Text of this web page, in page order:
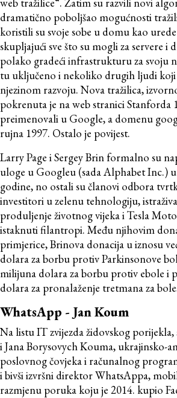
dramatično poboljšao mogućnosti
koristili su svoje sobe u domu kao
skupljajući sve što su mogli za servere i
polako gradeći infrastrukturu za svoju
tu uključeno i nekoliko drugih ljudi
njezinom razvoju. Nova tražilica,
pokrenuta je na web stranici Stanforda
preimenovali u Google, a domenu
rujna 1997. Ostalo je povijest.
Larry Page i Sergey Brin formalno su
uloge u Googleu (sada Alphabet Inc.)
godine, no ostali su članovi odbora
investitori u zelenu tehnologiju,
produljenje životnog vijeka i Tesla
istaknuti filantropi. Među njihovim
primjerice, Brinova donacija u iznosu
dolara za borbu protiv Parkinsonove
milijuna dolara za borbu protiv ebole i
dolara za pronalaženje tretmana za
WhatsApp - Jan Koum
Na listu IT zvijezda židovskog
i Jana Borysovych Kouma, ukrajinsko-
poslovnog čovjeka i računalnog
i bivši izvršni direktor WhatsAppa,
razmjenu poruka koju je 2014. kupio